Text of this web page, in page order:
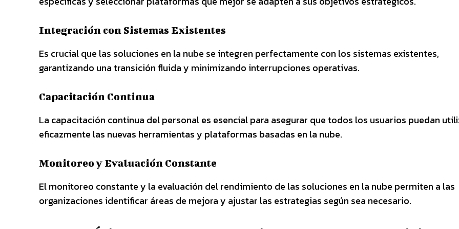
Integración con Sistemas Existentes
Es crucial que las soluciones en la nube se integren perfectamente con los sistemas existentes,
garantizando una transición fluida y minimizando interrupciones operativas.
Capacitación Continua
La capacitación continua del personal es esencial para asegurar que todos los usuarios puedan
eficazmente las nuevas herramientas y plataformas basadas en la nube.
Monitoreo y Evaluación Constante
El monitoreo constante y la evaluación del rendimiento de las soluciones en la nube permiten a las
organizaciones identificar áreas de mejora y ajustar las estrategias según sea necesario.